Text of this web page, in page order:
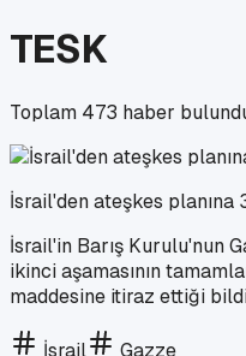
TESK
Toplam 473 haber
İsrail'den ateşkes planına
İsrail'in Barış Kurulu'nun
ikinci aşamasının
maddesine itiraz ettiği
İsrail Gazze